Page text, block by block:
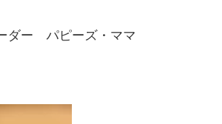
ダー パピーズ・ママ